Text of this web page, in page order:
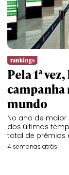
rankings
Pela 1ª
campanha
mundo
No ano de
dos últimos
total de prêmios
4 semanas atrás